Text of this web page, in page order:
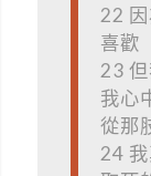
22
喜歡
23
我心
從那
24